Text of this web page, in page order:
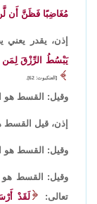
مُغَاضِبًا فَظَنَّ أَن
إذن، يقدر يعني
يَبْسُطُ الرِّزْقَ لِمَن
[العنكبوت: 62].
وقيل: القسط هو
إذن، قيل القسط
وقيل: القسط هو
وقيل: القسط هو
تعالى:
لَقَدْ